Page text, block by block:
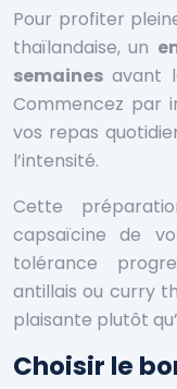
Pour profiter
thaïlandaise, un
semaines avant
Commencez par
vos repas
l’intensité.
Cette
capsaïcine de
tolérance
antillais ou curry
plaisante plutôt
Choisir le